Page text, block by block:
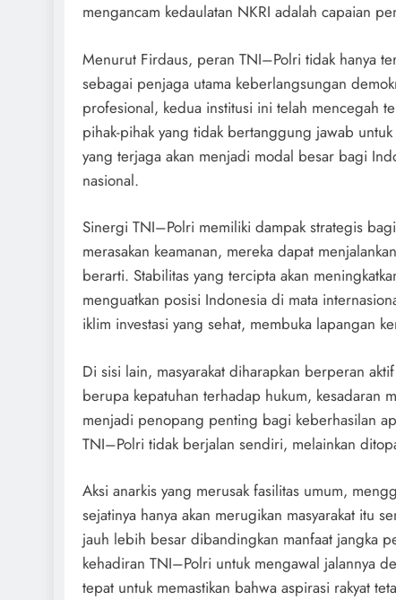
mengancam kedaulatan NKRI adalah capaian
Menurut Firdaus, peran TNI–Polri tidak hanya
sebagai penjaga utama keberlangsungan
profesional, kedua institusi ini telah mencegah
pihak-pihak yang tidak bertanggung jawab
yang terjaga akan menjadi modal besar bagi
nasional.
Sinergi TNI–Polri memiliki dampak strategis
merasakan keamanan, mereka dapat
berarti. Stabilitas yang tercipta akan
menguatkan posisi Indonesia di mata
iklim investasi yang sehat, membuka lapangan
Di sisi lain, masyarakat diharapkan berperan
berupa kepatuhan terhadap hukum, kesadaran
menjadi penopang penting bagi keberhasilan
TNI–Polri tidak berjalan sendiri, melainkan
Aksi anarkis yang merusak fasilitas umum,
sejatinya hanya akan merugikan masyarakat itu
jauh lebih besar dibandingkan manfaat jangka
kehadiran TNI–Polri untuk mengawal jalannya
tepat untuk memastikan bahwa aspirasi rakyat